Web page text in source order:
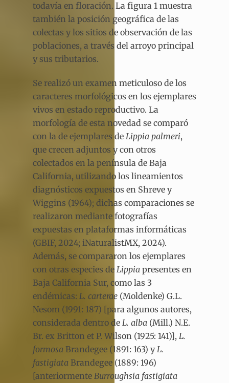
todavía en floración. La figura 1 muestra
también la posición geográfica de las
colectas y los sitios de observación de las
poblaciones, a través del arroyo principal
y sus tributarios.
Se realizó un examen meticuloso de los
caracteres morfológicos en los ejemplares
vivos en estado reproductivo. La
morfología de esta novedad se comparó
con la de ejemplares de Lippia palmeri,
que crecen adjuntos y con otros
colectados en la península de Baja
California, utilizando los lineamientos
diagnósticos expuestos en Shreve y
Wiggins (1964); dichas comparaciones se
realizaron mediante fotografías
expuestas en plataformas informáticas
(GBIF, 2024; iNaturalistMX, 2024).
Además, se compararon los ejemplares
con otras especies de Lippia presentes en
Baja California Sur, como las 3
endémicas: L. carterae (Moldenke) G.L.
Nesom (1991: 187) [para algunos autores,
considerada dentro de L. alba (Mill.) N.E.
Br. ex Britton et P. Wilson (1925: 141)], L.
formosa Brandegee (1891: 163) y L.
fastigiata Brandegee (1889: 196)
[anteriormente Burroughsia fastigiata